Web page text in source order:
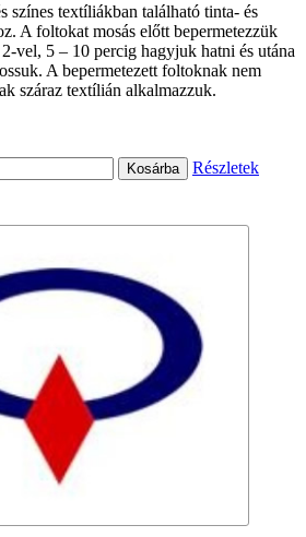
színes textíliákban található tinta- és
A foltokat mosás előtt bepermetezzük
vel, 5 – 10 percig hagyjuk hatni és utána
A bepermetezett foltoknak nem
száraz textílián alkalmazzuk.
Részletek